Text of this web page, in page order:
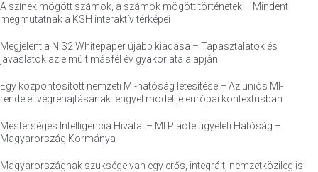
A színek mögött számok, a számok mögött történetek – Mindent
megmutatnak a KSH interaktív térképei
Megjelent a NIS2 Whitepaper újabb kiadása – Tapasztalatok és
javaslatok az elmúlt másfél év gyakorlata alapján
Egy központosított nemzeti MI-hatóság létesítése – Az uniós MI-
rendelet végrehajtásának lengyel modellje európai kontextusban
Mesterséges Intelligencia Hivatal – MI Piacfelügyeleti Hatóság –
Magyarország Kormánya
Magyarországnak szüksége van egy erős, integrált, nemzetközileg is